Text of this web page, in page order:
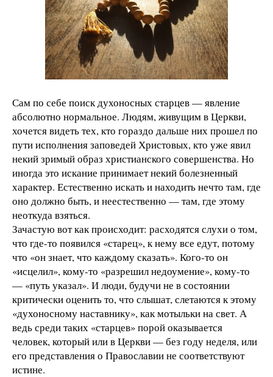
Сам по себе поиск духоносных старцев — явление
абсолютно нормальное. Людям, живущим в Церкви,
хочется видеть тех, кто гораздо дальше них прошел по
пути исполнения заповедей Христовых, кто уже явил
некий зримый образ христианского совершенства. Но
иногда это искание принимает некий болезненный
характер. Естественно искать и находить нечто там, где
оно должно быть, и неестественно — там, где этому
неоткуда взяться.
Зачастую вот как происходит: расходятся слухи о том,
что где-то появился «старец», к нему все едут, потому
что «он знает, что каждому сказать». Кого-то он
«исцелил», кому-то «разрешил недоумение», кому-то
— «путь указал». И люди, будучи не в состоянии
критически оценить то, что слышат, слетаются к этому
«духоносному наставнику», как мотыльки на свет. А
ведь среди таких «старцев» порой оказывается
человек, который или в Церкви — без году неделя, или
его представления о Православии не соответствуют
истине.